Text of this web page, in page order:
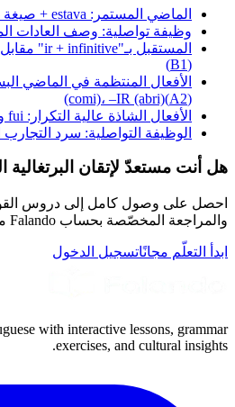
الماضي المستمر: estava + صيغة -ndo
وظيفة تواصلية: وصف العادات
المستقبل بـ"ir + infinitive" مقابل المستقبل البسيط (falarei)
(
B1
)
(comi)، –IR (abri)(A2)
الأفعال الشاذة عالية التكرار: fui وtive وfiz وvi وdisse
الوظيفة التواصلية: سرد التجارب
هل أنت مستعدّ لإتقان البرتغالية
احصل على وصول كامل إلى دروس
والمراجعة المخصّصة بحساب Falando مجاني.
ابدأ التعلّم مجانًاتسجيل الدخول
with interactive lessons, grammar
exercises, and cultural insights.